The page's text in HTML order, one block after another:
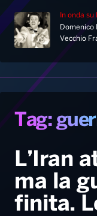
Home
Notizie
Locali
Sport
Gallery
Radio
Voce al
Battiti Live
In onda su
Domenico
Vecchio
Tag:
L’Iran
ma la
finita.